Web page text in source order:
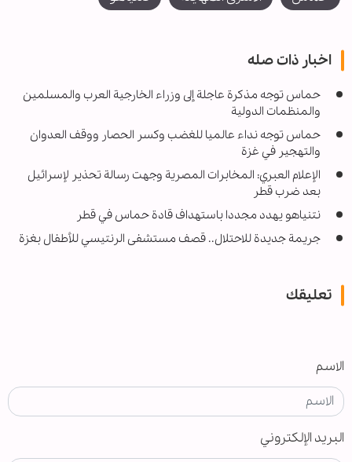
اخبار ذات صله
حماس توجه مذكرة عاجلة إلى وزراء الخارجية العرب والمسلمين
والمنظمات الدولية
حماس توجه نداء عالميا للغضب وكسر الحصار ووقف العدوان
والتهجير في غزة
الإعلام العبري: المخابرات المصرية وجهت رسالة تحذير لإسرائيل
بعد ضرب قطر
نتنياهو يهدد مجددا باستهداف قادة حماس في قطر
جريمة جديدة للاحتلال.. قصف مستشفى الرنتيسي للأطفال بغزة
تعليقك
الاسم
البريد الإلكتروني